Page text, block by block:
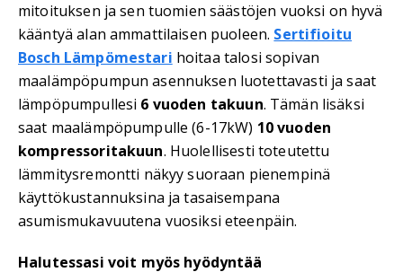
mitoituksen ja sen tuomien säästöjen vuoksi on hyvä
kääntyä alan ammattilaisen puoleen. Sertifioitu
Bosch Lämpömestari hoitaa talosi sopivan
maalämpöpumpun asennuksen luotettavasti ja saat
lämpöpumpullesi 6 vuoden takuun. Tämän lisäksi
saat maalämpöpumpulle (6-17kW) 10 vuoden
kompressoritakuun. Huolellisesti toteutettu
lämmitysremontti näkyy suoraan pienempinä
käyttökustannuksina ja tasaisempana
asumismukavuutena vuosiksi eteenpäin.
Halutessasi voit myös hyödyntää